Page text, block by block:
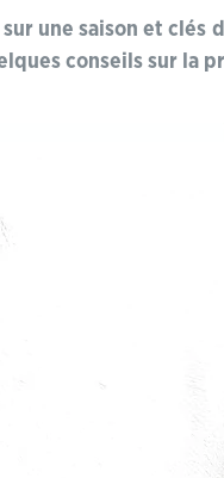
sur une saison et
conseils sur la